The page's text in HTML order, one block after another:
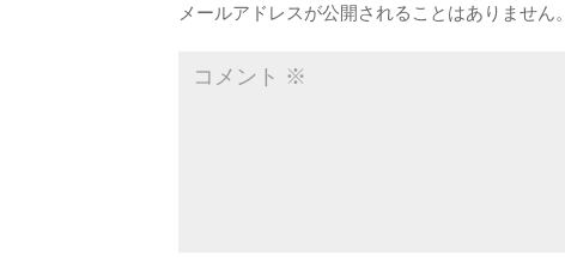
メールアドレスが公開されることはありません。